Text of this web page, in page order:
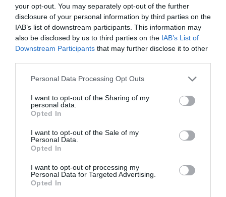
your opt-out. You may separately opt-out of the further
disclosure of your personal information by third parties on the
IAB’s list of downstream participants. This information may
also be disclosed by us to third parties on the IAB’s List of
Downstream Participants that may further disclose it to other
Personal Data Processing Opt Outs
I want to opt-out of the Sharing of my
personal data.
Opted In
I want to opt-out of the Sale of my
Personal Data.
Opted In
I want to opt-out of processing my
Personal Data for Targeted Advertising.
Opted In